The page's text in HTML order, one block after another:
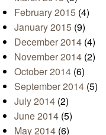
February 2015 (4)
January 2015 (9)
December 2014 (4)
November 2014 (2)
October 2014 (6)
September 2014 (5)
July 2014 (2)
June 2014 (5)
May 2014 (6)